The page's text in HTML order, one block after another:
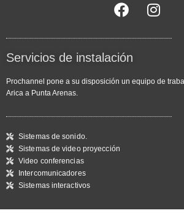
Servicios de instalación
Prochannel pone a su disposición un equipo de
Arica a Punta Arenas.
Sistemas de sonido.
Sistemas de video proyección
Video conferencias
Intercomunicadores
Sistemas interactivos